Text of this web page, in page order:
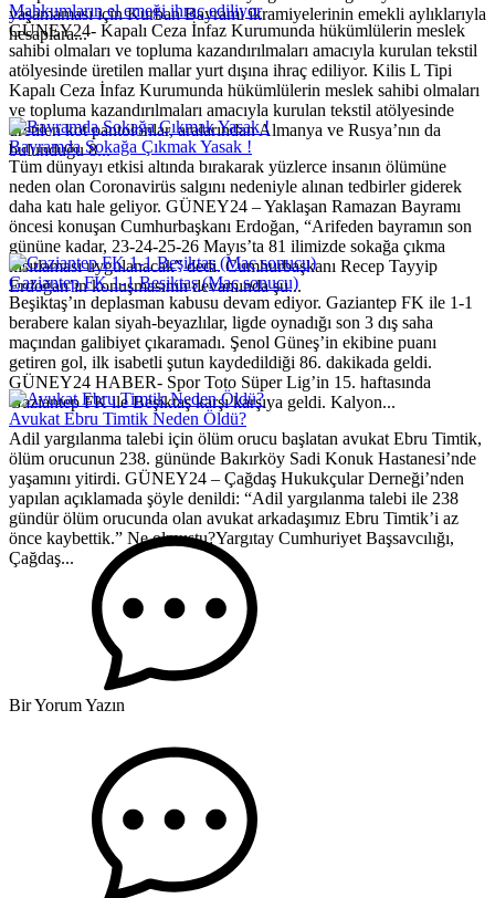
yaşamaması için Kurban Bayramı ikramiyelerinin emekli aylıklarıyla
hesaplara...
Mahkumların el emeği ihraç ediliyor
GÜNEY24- Kapalı Ceza İnfaz Kurumunda hükümlülerin meslek
sahibi olmaları ve topluma kazandırılmaları amacıyla kurulan tekstil
atölyesinde üretilen mallar yurt dışına ihraç ediliyor. Kilis L Tipi
Kapalı Ceza İnfaz Kurumunda hükümlülerin meslek sahibi olmaları
ve topluma kazandırılmaları amacıyla kurulan tekstil atölyesinde
üretilen kot pantolonlar, aralarından Almanya ve Rusya’nın da
bulunduğu 8...
Bayramda Sokağa Çıkmak Yasak !
Tüm dünyayı etkisi altında bırakarak yüzlerce insanın ölümüne
neden olan Coronavirüs salgını nedeniyle alınan tedbirler giderek
daha katı hale geliyor. GÜNEY24 – Yaklaşan Ramazan Bayramı
öncesi konuşan Cumhurbaşkanı Erdoğan, “Arifeden bayramın son
gününe kadar, 23-24-25-26 Mayıs’ta 81 ilimizde sokağa çıkma
kısıtlaması uygulanacak” dedi. Cumhurbaşkanı Recep Tayyip
Erdoğan’ın konuşmasının devamında şu...
Gaziantep FK 1-1 Beşiktaş (Maç sonucu)
Beşiktaş’ın deplasman kabusu devam ediyor. Gaziantep FK ile 1-1
berabere kalan siyah-beyazlılar, ligde oynadığı son 3 dış saha
maçından galibiyet çıkaramadı. Şenol Güneş’in ekibine puanı
getiren gol, ilk isabetli şutun kaydedildiği 86. dakikada geldi.
GÜNEY24 HABER- Spor Toto Süper Lig’in 15. haftasında
Gaziantep FK ile Beşiktaş karşı karşıya geldi. Kalyon...
Avukat Ebru Timtik Neden Öldü?
Adil yargılanma talebi için ölüm orucu başlatan avukat Ebru Timtik,
ölüm orucunun 238. gününde Bakırköy Sadi Konuk Hastanesi’nde
yaşamını yitirdi. GÜNEY24 – Çağdaş Hukukçular Derneği’nden
yapılan açıklamada şöyle denildi: “Adil yargılanma talebi ile 238
gündür ölüm orucunda olan avukat arkadaşımız Ebru Timtik’i az
önce kaybettik.” Ne olmuştu?​Yargıtay Cumhuriyet Başsavcılığı,
Çağdaş...
Bir Yorum Yazın